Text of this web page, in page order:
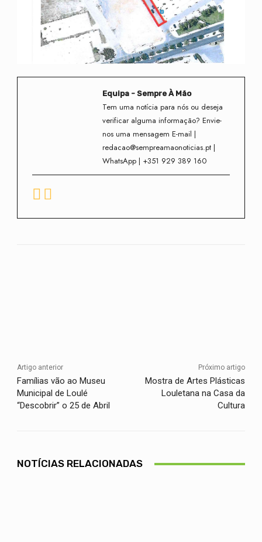
Equipa - Sempre À Mão
Tem uma notícia para nós ou deseja
verificar alguma informação? Envie-
nos uma mensagem E-mail |
redacao@sempreamaonoticias.pt |
WhatsApp | +351 929 389 160
Artigo anterior
Famílias vão ao Museu
Municipal de Loulé
“Descobrir” o 25 de Abril
Próximo artigo
Mostra de Artes Plásticas
Louletana na Casa da
Cultura
NOTÍCIAS RELACIONADAS